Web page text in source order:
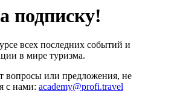
подписку!
всех последних событий и
в мире туризма.
вопросы или предложения, не
с нами: academy@profi.travel